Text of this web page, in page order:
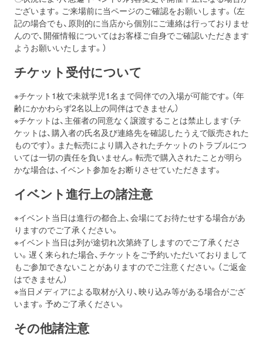
ございます。ご来場前に当ページのご確認をお願いします。（左
記の場合でも、原則的に当店から個別にご連絡は行っておりませ
んので、開催情報についてはお客様ご自身でご確認いただきます
ようお願いいたします。）
チケット受付について
※チケット1枚で未就学児1名まで同伴での入場が可能です。（年
齢にかかわらず2名以上の同伴はできません）
※チケットは、主催者の同意なく譲渡することは禁止します（チ
ケットは、購入者の氏名及び連絡先を確認したうえで販売された
ものです）。また転売により購入されたチケットのトラブルにつ
いては一切の責任を負いません。転売で購入されたことが明ら
かな場合は、イベント参加をお断りさせていただきます。
イベント進行上の諸注意
※イベント当日は進行の都合上、会場にてお待たせする場合があ
りますのでご了承ください。
※イベント当日は列が途切れ次第終了しますのでご了承くださ
い。遅く来られた場合、チケットをご予約いただいておりまして
もご参加できないことがありますのでご注意ください。（ご返金
はできません）
※当日メディアによる取材が入り、映り込み等がある場合がござ
います。予めご了承ください。
その他諸注意